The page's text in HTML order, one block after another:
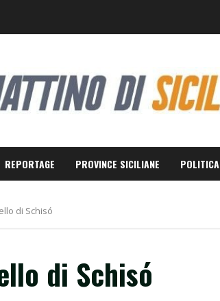
REPORTAGE PROVINCE SICILIANE POLITICA
di Schisó
di Schisó